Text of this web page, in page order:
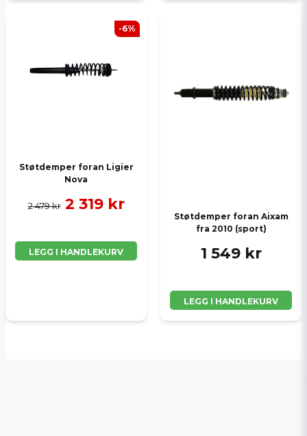
Støtdemper foran Ligier
Nova
2 479 kr 2 319 kr
LEGG I HANDLEKURV
-6%
Støtdemper foran Aixam
fra 2010 (sport)
1 549 kr
LEGG I HANDLEKURV